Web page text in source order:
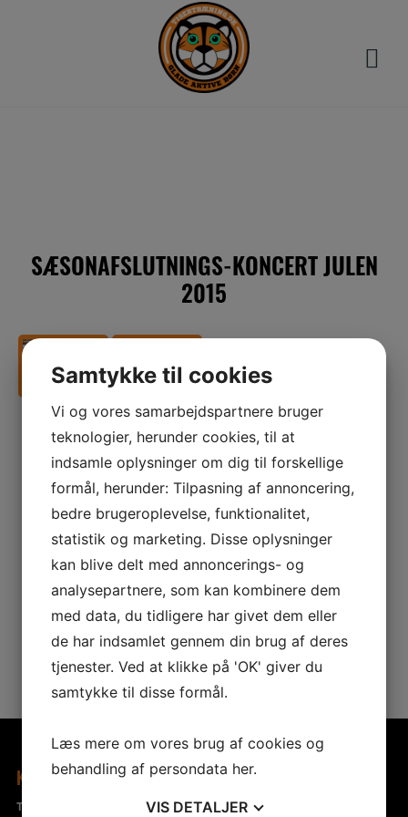
SÆSONAFSLUTNINGS-KONCERT JULEN
2015
TILBAGE TIL GALLERIET
TILMELD DIG VORES NYHEDSBREV
KONTAKTINFORMATION
Tigertræning ApS
WEBSHOP
Samtykke til cookies
Vi og vores samarbejdspartnere bruger
teknologier, herunder cookies, til at
indsamle oplysninger om dig til forskellige
formål, herunder: Tilpasning af annoncering,
bedre brugeroplevelse, funktionalitet,
statistik og marketing. Disse oplysninger
kan blive delt med annoncerings- og
analysepartnere, som kan kombinere dem
med data, du tidligere har givet dem eller
de har indsamlet gennem din brug af deres
tjenester. Ved at klikke på 'OK' giver du
samtykke til disse formål.
Læs mere om vores brug af cookies og
behandling af persondata her.
VIS DETALJER